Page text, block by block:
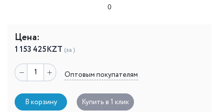
0
Цена:
1 153 425KZT (за )
Оптовым покупателям
В корзину Купить в 1 клик